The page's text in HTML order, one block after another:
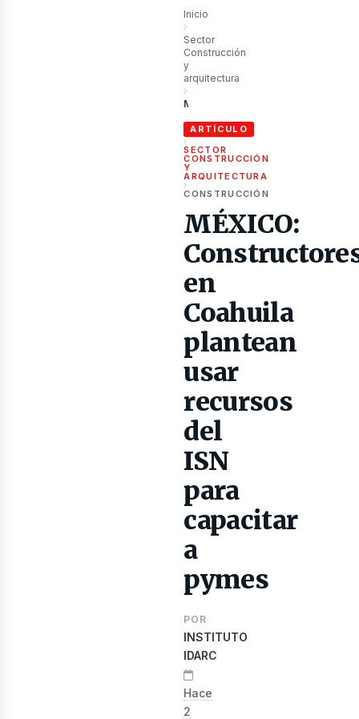
Inicio
›
Sector
Construcción
y
arquitectura
›
ARTÍCULO
›
SECTOR
CONSTRUCCIÓN
Y
ARQUITECTURA
›
CONSTRUCCIÓN
MÉXICO:
en
Coahuila
plantean
usar
recursos
del
ISN
para
capacitar
a
pymes
POR
INSTITUTO
IDARC
Hace
2